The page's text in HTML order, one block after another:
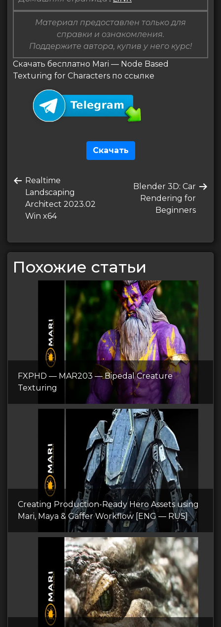
Материал предоставлен только для
справки и ознакомления.
Поддержите автора, купив у него курс!
Скачать бесплатно Mari — Node Based
Texturing for Characters по ссылке
Скачать
по
записям
Предыдущая
запись
Realtime
Landscaping
Architect 2023.02
Win x64
Следующая
запись
Blender 3D: Car
Rendering for
Beginners
Похожие статьи
FXPHD — MAR203 — Bipedal Creature
Texturing
Creating Production-Ready Hero Assets using
Mari, Maya & Gaffer Workflow [ENG — RUS]